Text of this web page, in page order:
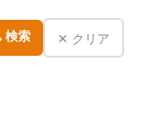
検索 ✕ クリア